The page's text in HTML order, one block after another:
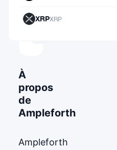
64,921.55848006
À
propos
de
Ampleforth
Ampleforth
XRPXRP